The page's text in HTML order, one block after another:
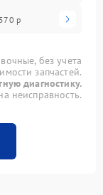
570 р
без учета
запчастей.
диагностику.
неисправность.